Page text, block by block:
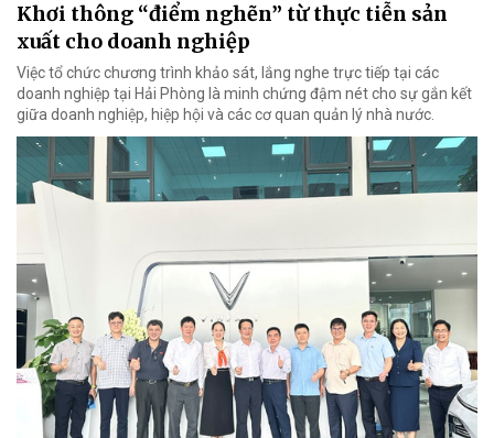
Khơi thông “điểm nghẽn” từ thực tiễn sản
xuất cho doanh nghiệp
Việc tổ chức chương trình khảo sát, lắng nghe trực tiếp tại các
doanh nghiệp tại Hải Phòng là minh chứng đậm nét cho sự gắn kết
giữa doanh nghiệp, hiệp hội và các cơ quan quản lý nhà nước.